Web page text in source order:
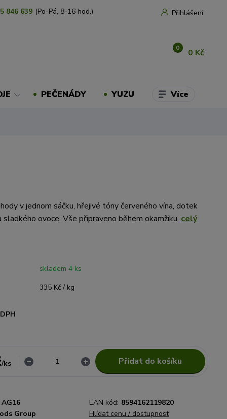
Přihlášení
846 639 (Po-Pá, 8-16 hod.)
0 0 Kč
PEČENÁDY YUZU Více
v jednom sáčku, hřejivé tóny červeného vína, dotek
sladkého ovoce. Vše připraveno během okamžiku. celý
skladem 4 ks
335 Kč / kg
/ks Přidat do košíku
AG16 EAN kód: 8594162119820
Group
Hlídat cenu / dostupnost